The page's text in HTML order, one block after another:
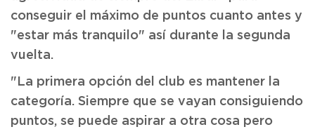
conseguir el máximo de puntos cuanto antes y
"estar más tranquilo" así durante la segunda
vuelta.
"La primera opción del club es mantener la
categoría. Siempre que se vayan consiguiendo
puntos, se puede aspirar a otra cosa pero